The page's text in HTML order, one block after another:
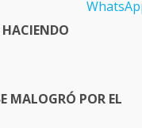
HACIENDO
MALOGRÓ POR EL